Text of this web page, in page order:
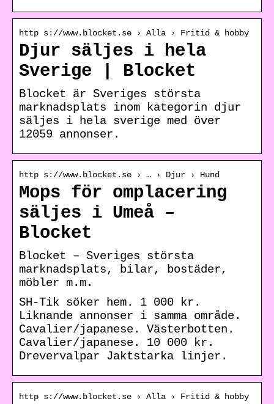
http s://www.blocket.se › Alla › Fritid & hobby
Djur säljes i hela
Sverige | Blocket
Blocket är Sveriges största
marknadsplats inom kategorin djur
säljes i hela sverige med över
12059 annonser.
http s://www.blocket.se › … › Djur › Hund
Mops för omplacering
säljes i Umeå –
Blocket
Blocket – Sveriges största
marknadsplats, bilar, bostäder,
möbler m.m.
SH-Tik söker hem. 1 000 kr.
Liknande annonser i samma område.
Cavalier/japanese. Västerbotten.
Cavalier/japanese. 10 000 kr.
Drevervalpar Jaktstarka linjer.
http s://www.blocket.se › Alla › Fritid & hobby